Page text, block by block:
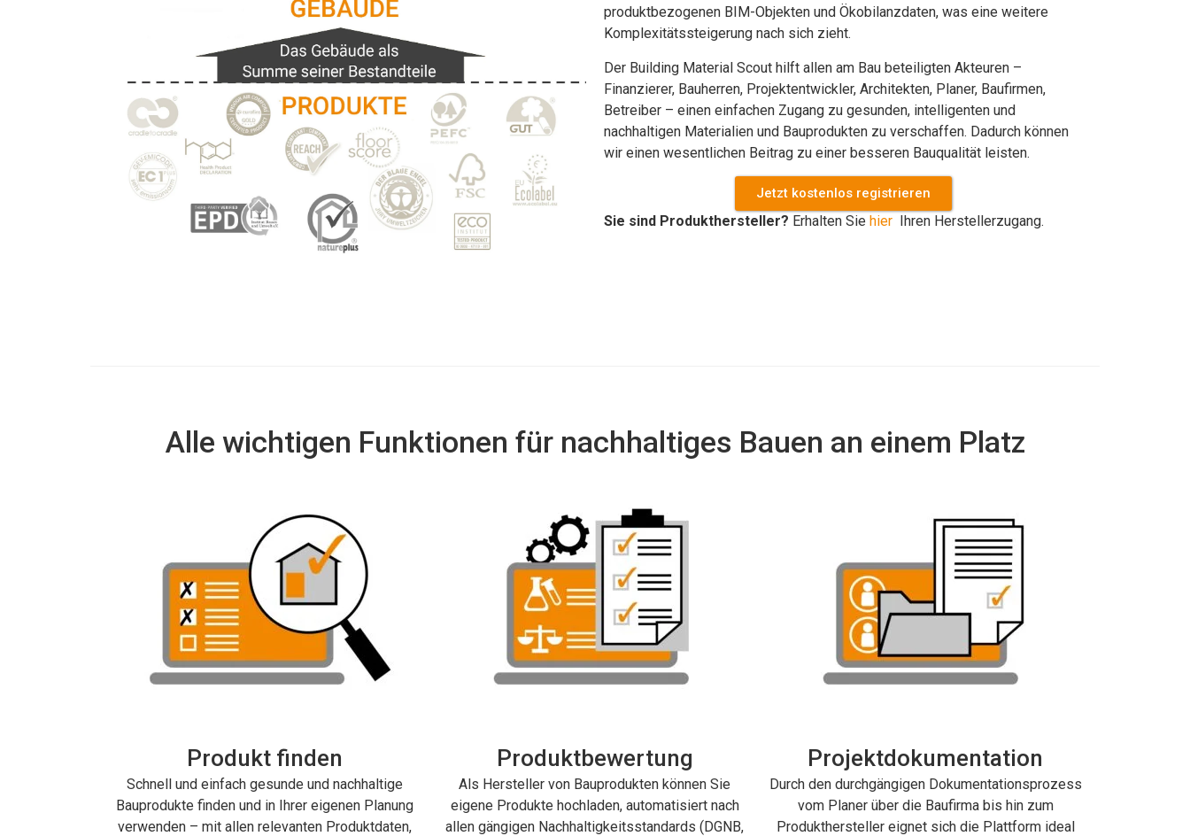
produktbezogenen BIM-Objekten und Ökobilanzdaten, was eine weitere
Komplexitätssteigerung nach sich zieht.
Der Building Material Scout hilft allen am Bau beteiligten Akteuren –
Finanzierer, Bauherren, Projektentwickler, Architekten, Planer, Baufirmen,
Betreiber – einen einfachen Zugang zu gesunden, intelligenten und
nachhaltigen Materialien und Bauprodukten zu verschaffen. Dadurch können
wir einen wesentlichen Beitrag zu einer besseren Bauqualität leisten.
Jetzt kostenlos registrieren
Sie sind Produkthersteller? Erhalten Sie hier Ihren Herstellerzugang.
Alle wichtigen Funktionen für nachhaltiges Bauen an einem Platz
Produkt finden
Schnell und einfach gesunde und nachhaltige
Bauprodukte finden und in Ihrer eigenen Planung
verwenden – mit allen relevanten Produktdaten,
Produktbewertung
Als Hersteller von Bauprodukten können Sie
eigene Produkte hochladen, automatisiert nach
allen gängigen Nachhaltigkeitsstandards (DGNB,
Projektdokumentation
Durch den durchgängigen Dokumentationsprozess
vom Planer über die Baufirma bis hin zum
Produkthersteller eignet sich die Plattform ideal